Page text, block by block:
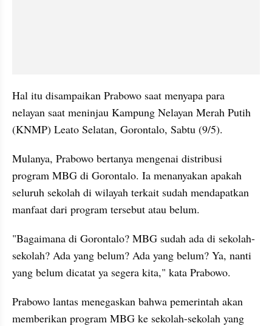
Hal itu disampaikan Prabowo saat menyapa para
nelayan saat meninjau Kampung Nelayan Merah Putih
(KNMP) Leato Selatan, Gorontalo, Sabtu (9/5).
Mulanya, Prabowo bertanya mengenai distribusi
program MBG di Gorontalo. Ia menanyakan apakah
seluruh sekolah di wilayah terkait sudah mendapatkan
manfaat dari program tersebut atau belum.
"Bagaimana di Gorontalo? MBG sudah ada di sekolah-
sekolah? Ada yang belum? Ada yang belum? Ya, nanti
yang belum dicatat ya segera kita," kata Prabowo.
Prabowo lantas menegaskan bahwa pemerintah akan
memberikan program MBG ke sekolah-sekolah yang